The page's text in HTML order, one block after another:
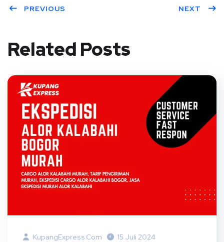
PREVIOUS NEXT
Related Posts
KupangExpress.com 15 Juli 2024